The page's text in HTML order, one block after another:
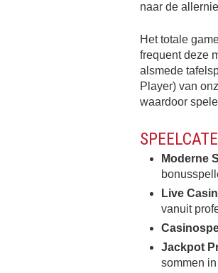
naar de
Het totale
frequent deze
alsmede
Player) van
waardoor
Moderne
Live
vanuit
Jackpot
sommen